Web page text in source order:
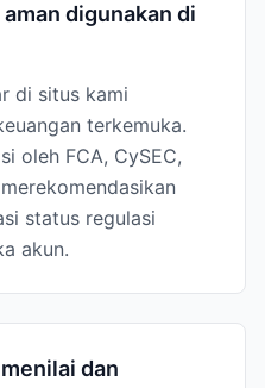
digunakan di
di situs kami
terkemuka.
oleh FCA, CySEC,
status regulasi
akun.
dan